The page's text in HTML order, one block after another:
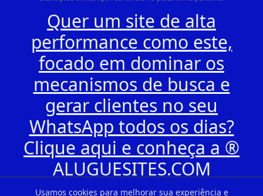
Usamos cookies para melhorar sua experiência e
Quer um site de alta
performance como este,
focado em dominar os
mecanismos de busca e
gerar clientes no seu
WhatsApp todos os dias?
Clique aqui e conheça a ®
ALUGUESITES.COM